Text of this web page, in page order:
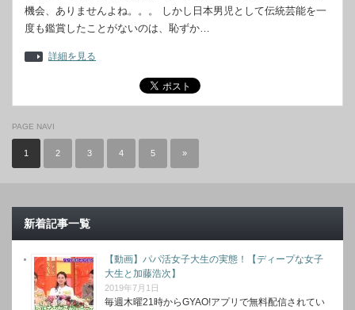
機会、ありませんよね。。。 しかし日本男児として伝統芸能を一
度も鑑賞したことがないのは、恥ずか…
詳細を見る
PAGE NAVI
1 2 3 4 5 »
新着記事一覧
【動画】パパ活女子大生の実態！【ディープな女子
大生と加藤浩次】
2019年7月1日
毎週木曜21時からGYAO!アプリで無料配信されてい